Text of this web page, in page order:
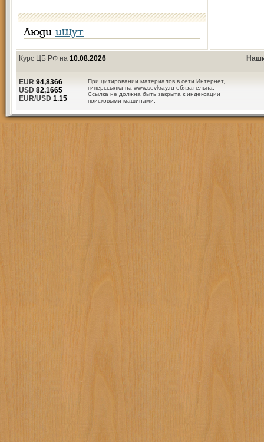
Люди ищут
Курс ЦБ РФ на 10.08.2026
При цитировании материалов в сети Интернет,
гиперссылка на www.sevkray.ru обязательна.
Ссылка не должна быть закрыта к индексации
поисковыми машинами.
EUR 94,8366
USD 82,1665
EUR/USD 1.15